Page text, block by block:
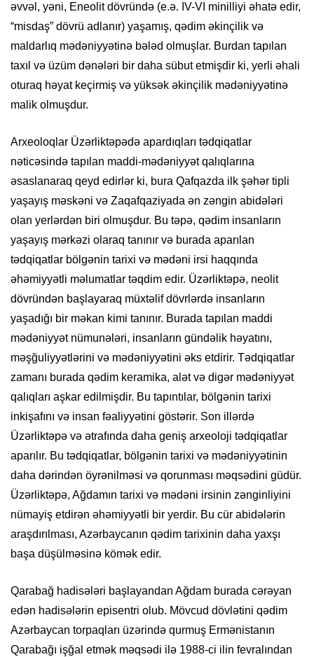
əvvəl, yəni, Eneolit dövründə (e.ə. IV-VI minilliyi əhatə edir,
“misdaş” dövrü adlanır) yaşamış, qədim əkinçilik və
maldarlıq mədəniyyətinə bələd olmuşlar. Burdan tapılan
taxıl və üzüm dənələri bir daha sübut etmişdir ki, yerli əhali
oturaq həyat keçirmiş və yüksək əkinçilik mədəniyyətinə
malik olmuşdur.
Arxeoloqlar Üzərliktəpədə apardıqları tədqiqatlar
nəticəsində tapılan maddi-mədəniyyət qalıqlarına
əsaslanaraq qeyd edirlər ki, bura Qafqazda ilk şəhər tipli
yaşayış məskəni və Zaqafqaziyada ən zəngin abidələri
olan yerlərdən biri olmuşdur. Bu təpə, qədim insanların
yaşayış mərkəzi olaraq tanınır və burada aparılan
tədqiqatlar bölgənin tarixi və mədəni irsi haqqında
əhəmiyyətli məlumatlar təqdim edir. Üzərliktəpə, neolit
dövründən başlayaraq müxtəlif dövrlərdə insanların
yaşadığı bir məkan kimi tanınır. Burada tapılan maddi
mədəniyyət nümunələri, insanların gündəlik həyatını,
məşğuliyyətlərini və mədəniyyətini əks etdirir. Tədqiqatlar
zamanı burada qədim keramika, alət və digər mədəniyyət
qalıqları aşkar edilmişdir. Bu tapıntılar, bölgənin tarixi
inkişafını və insan fəaliyyətini göstərir. Son illərdə
Üzərliktəpə və ətrafında daha geniş arxeoloji tədqiqatlar
aparılır. Bu tədqiqatlar, bölgənin tarixi və mədəniyyətinin
daha dərindən öyrənilməsi və qorunması məqsədini güdür.
Üzərliktəpə, Ağdamın tarixi və mədəni irsinin zənginliyini
nümayiş etdirən əhəmiyyətli bir yerdir. Bu cür abidələrin
araşdırılması, Azərbaycanın qədim tarixinin daha yaxşı
başa düşülməsinə kömək edir.
Qarabağ hadisələri başlayandan Ağdam burada cərəyan
edən hadisələrin episentri olub. Mövcud dövlətini qədim
Azərbaycan torpaqları üzərində qurmuş Ermənistanın
Qarabağı işğal etmək məqsədi ilə 1988-ci ilin fevralından